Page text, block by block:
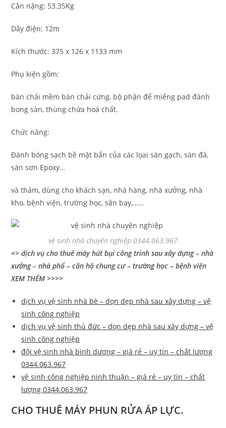
Cân nặng: 53.35Kg
Dây điện: 12m
Kích thước: 375 x 126 x 1133 mm
Phụ kiện gồm:
bàn chải mềm bàn chải cứng, bộ phận để miếng pad đánh
bong sàn, thùng chứa hoá chất.
Chức năng:
Đánh bóng sạch bề mặt bẩn của các lọai sàn gạch, sàn đá,
sàn sơn Epoxy…
và thảm, dùng cho khách sạn, nhà hàng, nhà xưởng, nhà
kho, bệnh viện, trường học, sân bay,……
vệ sinh nhà chuyên nghiệp 0344.063.967
=> dịch vụ cho thuê máy hút bụi công trình sau xây dựng – nhà
xưởng – nhà phố – căn hộ chung cư – trường học – bệnh viện
XEM THÊM >>>>
dịch vụ vệ sinh nhà bè – dọn dẹp nhà sau xây dựng – vệ
sinh công nghiệp
dịch vụ vệ sinh thủ đức – dọn dẹp nhà sau xây dựng – vệ
sinh công nghiệp
đội vệ sinh nhà bình dương – giá rẻ – uy tín – chất lượng
0344.063.967
vệ sinh công nghiệp ninh thuận – giá rẻ – uy tín – chất
lượng 0344.063.967
CHO THUÊ MÁY PHUN RỬA ÁP LỰC.